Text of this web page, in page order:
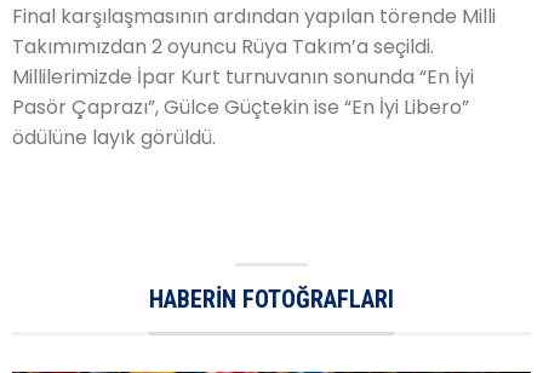
Final karşılaşmasının ardından yapılan törende Milli
Takımımızdan 2 oyuncu Rüya Takım’a seçildi.
Millilerimizde İpar Kurt turnuvanın sonunda “En İyi
Pasör Çaprazı”, Gülce Güçtekin ise “En İyi Libero”
ödülüne layık görüldü.
HABERIN FOTOĞRAFLARI